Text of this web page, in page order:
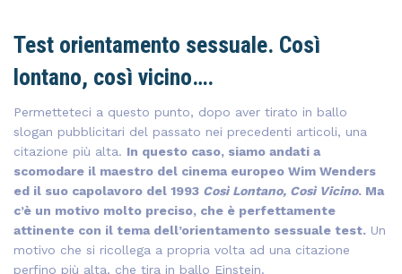
Test orientamento sessuale. Così
lontano, così vicino….
Permetteteci a questo punto, dopo aver tirato in ballo
slogan pubblicitari del passato nei precedenti articoli, una
citazione più alta. In questo caso, siamo andati a
scomodare il maestro del cinema europeo Wim Wenders
ed il suo capolavoro del 1993 Così Lontano, Così Vicino. Ma
c’è un motivo molto preciso, che è perfettamente
attinente con il tema dell’orientamento sessuale test. Un
motivo che si ricollega a propria volta ad una citazione
perfino più alta, che tira in ballo Einstein.